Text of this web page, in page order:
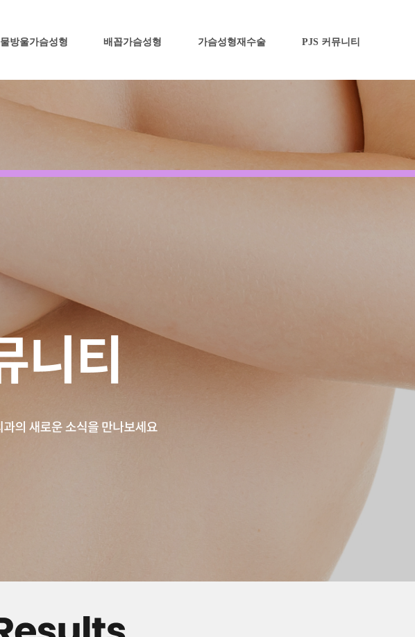
물방울가슴성형 배꼽가슴성형 가슴성형재수술 PJS 커뮤니티